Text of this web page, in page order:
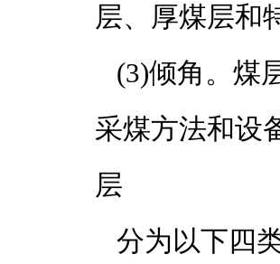
层、厚煤层和
(3)倾角。煤
采煤方法和设
层
分为以下四